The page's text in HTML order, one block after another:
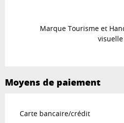
Marque Tourisme et
visuelle
Moyens de paiement
Carte bancaire/crédit